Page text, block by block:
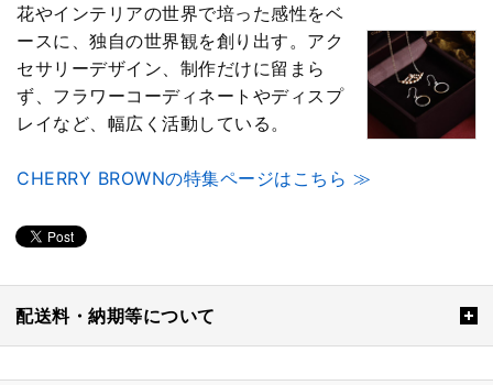
花やインテリアの世界で培った感性をベ
ースに、独自の世界観を創り出す。アク
セサリーデザイン、制作だけに留まら
ず、フラワーコーディネートやディスプ
レイなど、幅広く活動している。
CHERRY BROWNの特集ページはこちら ≫
配送料・納期等について